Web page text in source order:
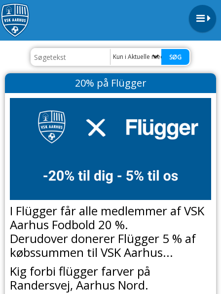
Kun i Aktuelle medlemstilbud
20% på Flügger
I Flügger får alle medlemmer af VSK
Aarhus Fodbold 20 %.
Derudover donerer Flügger 5 % af
købssummen til VSK Aarhus...
Kig forbi flügger farver på
Randersvej, Aarhus Nord.